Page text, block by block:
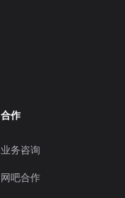
合作
业务咨询
网吧合作